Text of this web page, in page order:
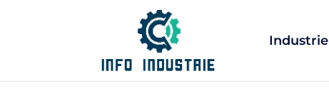
Industrie